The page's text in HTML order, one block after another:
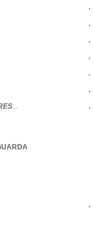
...